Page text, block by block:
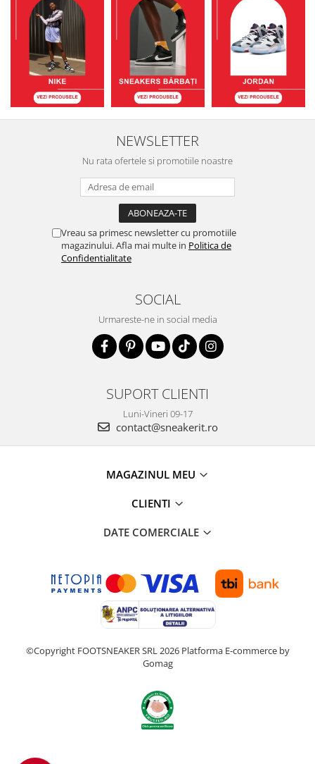
NEWSLETTER
Nu rata ofertele si promotiile noastre
Vreau sa primesc newsletter cu promotiile
magazinului. Afla mai multe in Politica de
Confidentialitate
SOCIAL
Urmareste-ne in social media
SUPORT CLIENTI
Luni-Vineri 09-17
contact@sneakerit.ro
MAGAZINUL MEU
CLIENTI
DATE COMERCIALE
©Copyright FOOTSNEAKER SRL 2026 Platforma E-commerce by
Gomag